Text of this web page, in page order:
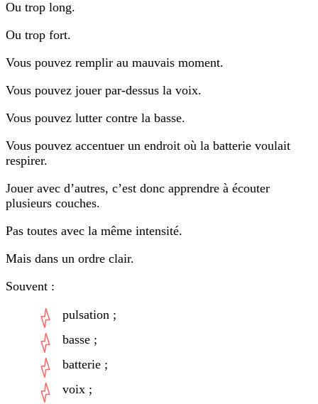
Ou trop long.
Ou trop fort.
Vous pouvez remplir au mauvais moment.
Vous pouvez jouer par-dessus la voix.
Vous pouvez lutter contre la basse.
Vous pouvez accentuer un endroit où la batterie voulait
respirer.
Jouer avec d’autres, c’est donc apprendre à écouter
plusieurs couches.
Pas toutes avec la même intensité.
Mais dans un ordre clair.
Souvent :
pulsation ;
basse ;
batterie ;
voix ;